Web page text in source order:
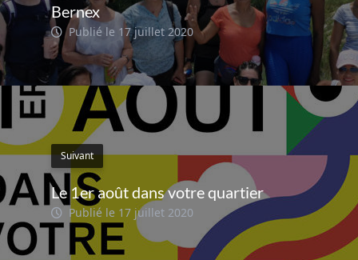
Bernex
Publié le 17 juillet 2020
Suivant
Le 1er août dans votre quartier
Publié le 17 juillet 2020